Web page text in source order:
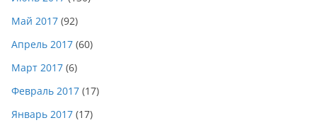
Май 2017 (92)
Апрель 2017 (60)
Март 2017 (6)
Февраль 2017 (17)
Январь 2017 (17)